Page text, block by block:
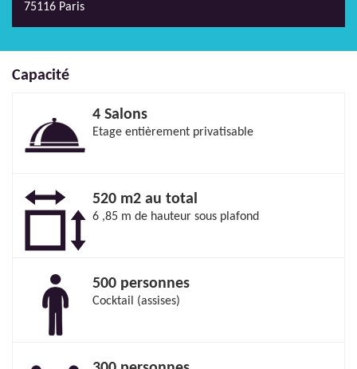
75116 Paris
Capacité
4 Salons
Etage entièrement privatisable
520 m2 au total
6 ,85 m de hauteur sous plafond
500 personnes
Cocktail (assises)